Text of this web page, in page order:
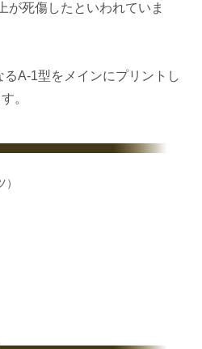
が死傷したといわれていま
A-1型をメインにプリントし
。